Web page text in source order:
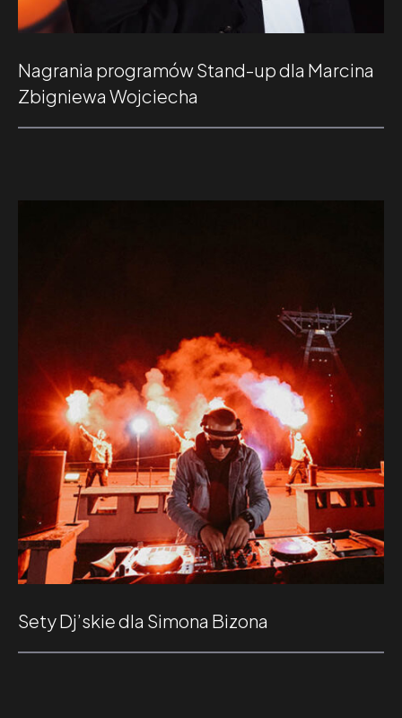
Nagrania programów Stand-up dla Marcina
Zbigniewa Wojciecha
Sety Dj’skie dla Simona Bizona